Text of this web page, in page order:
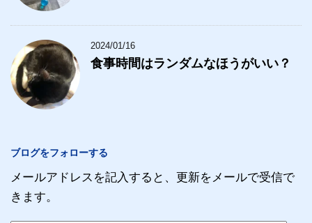
2024/01/16
食事時間はランダムなほうがいい？
ブログをフォローする
メールアドレスを記入すると、更新をメールで受信で
きます。